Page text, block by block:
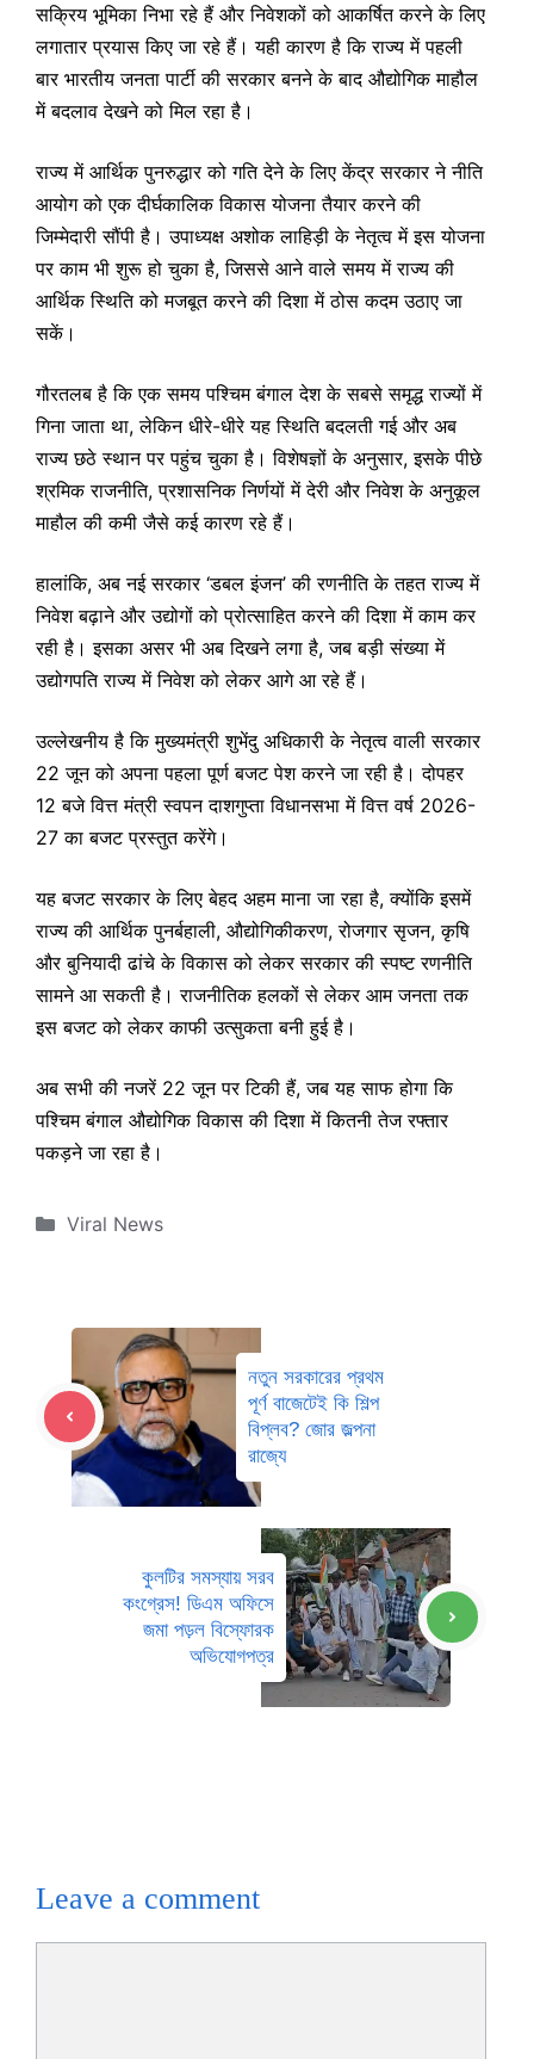
सक्रिय भूमिका निभा रहे हैं और निवेशकों को आकर्षित करने के लिए
लगातार प्रयास किए जा रहे हैं। यही कारण है कि राज्य में पहली
बार भारतीय जनता पार्टी की सरकार बनने के बाद औद्योगिक माहौल
में बदलाव देखने को मिल रहा है।
राज्य में आर्थिक पुनरुद्धार को गति देने के लिए केंद्र सरकार ने नीति
आयोग को एक दीर्घकालिक विकास योजना तैयार करने की
जिम्मेदारी सौंपी है। उपाध्यक्ष अशोक लाहिड़ी के नेतृत्व में इस योजना
पर काम भी शुरू हो चुका है, जिससे आने वाले समय में राज्य की
आर्थिक स्थिति को मजबूत करने की दिशा में ठोस कदम उठाए जा
सकें।
गौरतलब है कि एक समय पश्चिम बंगाल देश के सबसे समृद्ध राज्यों में
गिना जाता था, लेकिन धीरे-धीरे यह स्थिति बदलती गई और अब
राज्य छठे स्थान पर पहुंच चुका है। विशेषज्ञों के अनुसार, इसके पीछे
श्रमिक राजनीति, प्रशासनिक निर्णयों में देरी और निवेश के अनुकूल
माहौल की कमी जैसे कई कारण रहे हैं।
हालांकि, अब नई सरकार ‘डबल इंजन’ की रणनीति के तहत राज्य में
निवेश बढ़ाने और उद्योगों को प्रोत्साहित करने की दिशा में काम कर
रही है। इसका असर भी अब दिखने लगा है, जब बड़ी संख्या में
उद्योगपति राज्य में निवेश को लेकर आगे आ रहे हैं।
उल्लेखनीय है कि मुख्यमंत्री शुभेंदु अधिकारी के नेतृत्व वाली सरकार
22 जून को अपना पहला पूर्ण बजट पेश करने जा रही है। दोपहर
12 बजे वित्त मंत्री स्वपन दाशगुप्ता विधानसभा में वित्त वर्ष 2026-
27 का बजट प्रस्तुत करेंगे।
यह बजट सरकार के लिए बेहद अहम माना जा रहा है, क्योंकि इसमें
राज्य की आर्थिक पुनर्बहाली, औद्योगिकीकरण, रोजगार सृजन, कृषि
और बुनियादी ढांचे के विकास को लेकर सरकार की स्पष्ट रणनीति
सामने आ सकती है। राजनीतिक हलकों से लेकर आम जनता तक
इस बजट को लेकर काफी उत्सुकता बनी हुई है।
अब सभी की नजरें 22 जून पर टिकी हैं, जब यह साफ होगा कि
पश्चिम बंगाल औद्योगिक विकास की दिशा में कितनी तेज रफ्तार
पकड़ने जा रहा है।
Categories
Viral News
নতুন সরকারের প্রথম
পূর্ণ বাজেটেই কি শিল্প
বিপ্লব? জোর জল্পনা
রাজ্যে
কুলটির সমস্যায় সরব
কংগ্রেস! ডিএম অফিসে
জমা পড়ল বিস্ফোরক
অভিযোগপত্র
Leave a comment